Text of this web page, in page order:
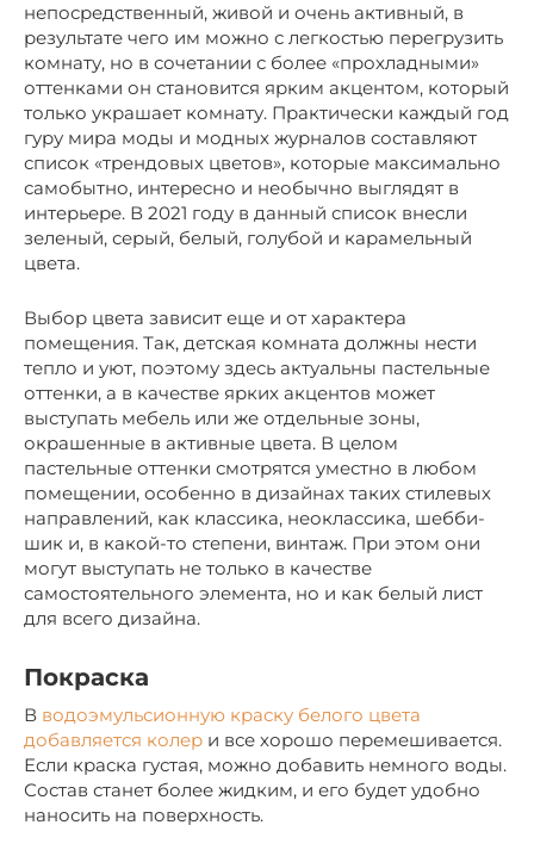
непосредственный, живой и очень активный, в
результате чего им можно с легкостью перегрузить
комнату, но в сочетании с более «прохладными»
оттенками он становится ярким акцентом, который
только украшает комнату. Практически каждый год
гуру мира моды и модных журналов составляют
список «трендовых цветов», которые максимально
самобытно, интересно и необычно выглядят в
интерьере. В 2021 году в данный список внесли
зеленый, серый, белый, голубой и карамельный
цвета.
Выбор цвета зависит еще и от характера
помещения. Так, детская комната должны нести
тепло и уют, поэтому здесь актуальны пастельные
оттенки, а в качестве ярких акцентов может
выступать мебель или же отдельные зоны,
окрашенные в активные цвета. В целом
пастельные оттенки смотрятся уместно в любом
помещении, особенно в дизайнах таких стилевых
направлений, как классика, неоклассика, шебби-
шик и, в какой-то степени, винтаж. При этом они
могут выступать не только в качестве
самостоятельного элемента, но и как белый лист
для всего дизайна.
Покраска
В водоэмульсионную краску белого цвета
добавляется колер и все хорошо перемешивается.
Если краска густая, можно добавить немного воды.
Состав станет более жидким, и его будет удобно
наносить на поверхность.